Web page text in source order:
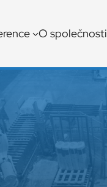
O společnosti